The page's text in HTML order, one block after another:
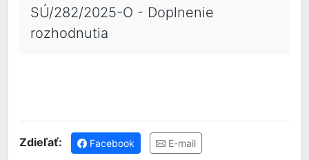
SÚ/282/2025-O - Doplnenie
rozhodnutia
Zdieľať: Facebook E-mail